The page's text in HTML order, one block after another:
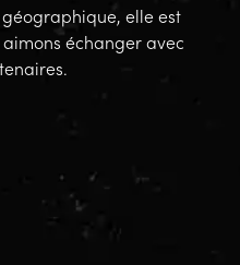
elle est
échanger avec